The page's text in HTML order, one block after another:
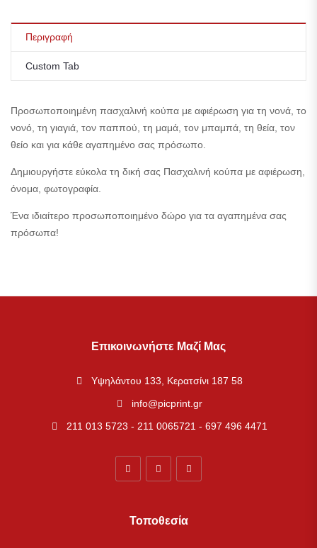
Περιγραφή
Custom Tab
Προσωποποιημένη πασχαλινή κούπα με αφιέρωση για τη νονά, το
νονό, τη γιαγιά, τον παππού, τη μαμά, τον μπαμπά, τη θεία, τον
θείο και για κάθε αγαπημένο σας πρόσωπο.
Δημιουργήστε εύκολα τη δική σας Πασχαλινή κούπα με αφιέρωση,
όνομα, φωτογραφία.
Ένα ιδιαίτερο προσωποποιημένο δώρο για τα αγαπημένα σας
πρόσωπα!
Επικοινωνήστε Μαζί Μας
Υψηλάντου 133, Κερατσίνι 187 58
info@picprint.gr
211 013 5723 - 211 0065721 - 697 496 4471
Τοποθεσία